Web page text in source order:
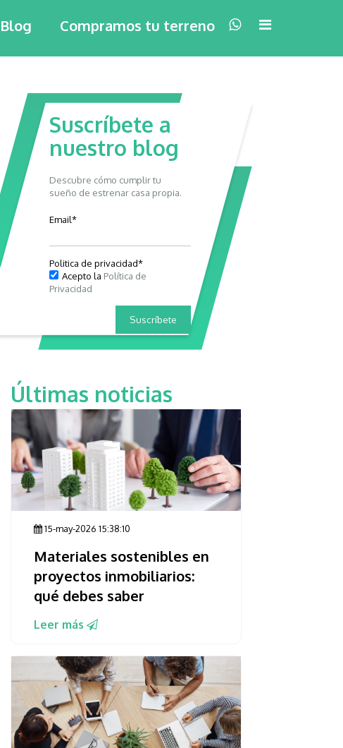
Blog Compramos tu terreno
Suscríbete a
nuestro blog
Descubre cómo cumplir tu
sueño de estrenar casa propia.
Email*
Politica de privacidad*
Acepto la Política de
Privacidad
Últimas noticias
15-may-2026 15:38:10
Materiales sostenibles en
proyectos inmobiliarios:
qué debes saber
Leer más